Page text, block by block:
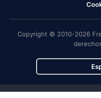
Copyright © 2010-2026